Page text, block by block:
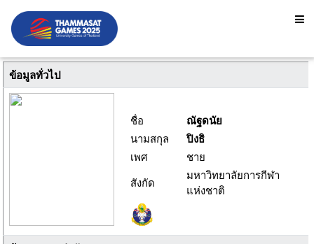
ข้อมูลทั่วไป
ชื่อ
ณัฐดนัย
นามสกุล
ปิงธิ
เพศ
ชาย
สังกัด
มหาวิทยาลัยการกีฬา
แห่งชาติ